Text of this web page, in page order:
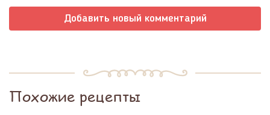
Добавить новый комментарий
Похожие рецепты